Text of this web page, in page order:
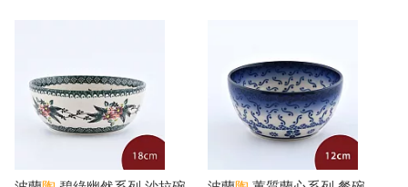
大峰いるか(20) 奧浩哉(20)
安迪．格里菲斯(20)
上海書畫出版社(62)
小麥田(62)